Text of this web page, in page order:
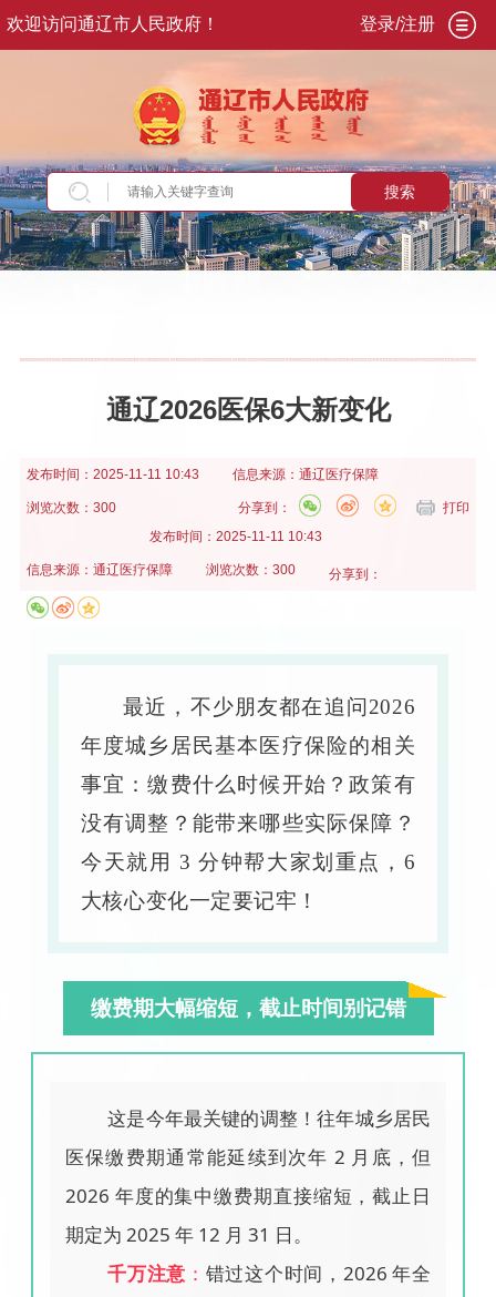
欢迎访问通辽市人民政府！ 登录/注册
搜索
当前位置：首页>政务公开>政府信息公开>法
位信息公开>卫生健康领域
通辽2026医保6大新变化
发布时间： 2025-11-11 10:43 信息来源： 通辽医疗保障
浏览次数：300 打印
分享到：
发布时间： 2025-11-11 10:43
信息来源： 通辽医疗保障 浏览次数：300 分享到：
最近，不少朋友都在追问2026
年度城乡居民基本医疗保险的相关
事宜：缴费什么时候开始？政策有
没有调整？能带来哪些实际保障？
今天就用 3 分钟帮大家划重点，6
大核心变化一定要记牢！
缴费期大幅缩短，截止时间别记错
这是今年最关键的调整！往年城乡居民
医保缴费期通常能延续到次年 2 月底，但
2026 年度的集中缴费期直接缩短，截止日
期定为 2025 年 12 月 31 日。
千万注意 ： 错过这个时间，2026 年全